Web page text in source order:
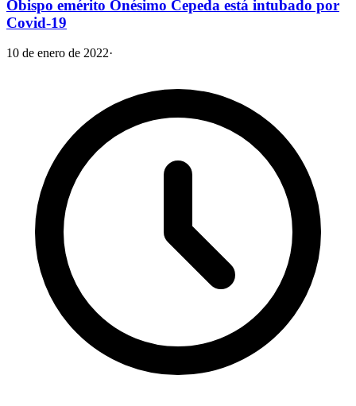
Obispo emérito Onésimo Cepeda está intubado por
Covid-19
10 de enero de 2022·